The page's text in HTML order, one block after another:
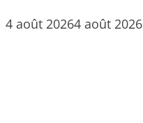
4 août 20264 août 2026